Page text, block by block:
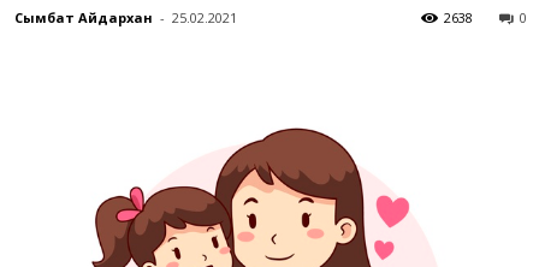
Сымбат Айдархан - 25.02.2021 0
2638